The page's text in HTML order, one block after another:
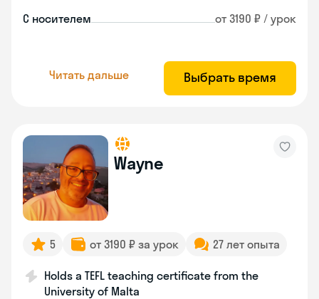
С носителем от 3190 ₽ / урок
Читать дальше Выбрать время
Wayne
5 от 3190 ₽ за урок 27 лет опыта
Holds a TEFL teaching certificate from the
University of Malta